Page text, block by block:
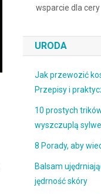
wsparcie dla cery
URODA
Jak przewozić
Przepisy i
10 prostych
wyszczuplą
8 Porady, aby
Balsam
jędrność skóry